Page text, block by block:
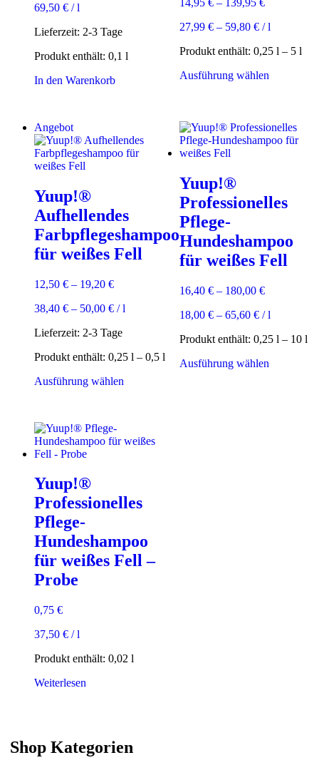
69,50 € /l
Lieferzeit: 2-3 Tage
Produkt enthält: 0,1 l
In den Warenkorb
14,95 €– 139,95 €
27,99 €– 59,80 €/l
Produkt enthält: 0,25 l – 5 l
Ausführung wählenDieses
Varianten
auf.
der
werden
Angebot
Yuup!®
Aufhellendes
Farbpflegeshampoo
für weißes Fell
12,50 € – 19,20 €
38,40 € – 50,00 € /l
Lieferzeit: 2-3 Tage
Produkt enthält: 0,25 l – 0,5 l
Ausführung wählen
auf.
auf
der
werden
Yuup!®
Professionelles
Pflege-
Hundeshampoo
für weißes Fell
16,40 €– 180,00 €
18,00 €– 65,60 €/l
Produkt enthält: 0,25 l – 10 l
Ausführung wählenDieses
Yuup!®
Professionelles
Pflege-
Hundeshampoo
für weißes Fell –
Probe
0,75 €
37,50 € /l
Produkt enthält: 0,02 l
Weiterlesen
Shop Kategorien